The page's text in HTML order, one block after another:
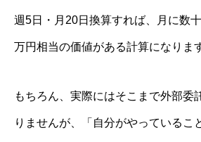
週5日・月20日換算すれば、月に数
万円相当の価値がある計算になりま
もちろん、実際にはそこまで外部委
りませんが、「自分がやっているこ